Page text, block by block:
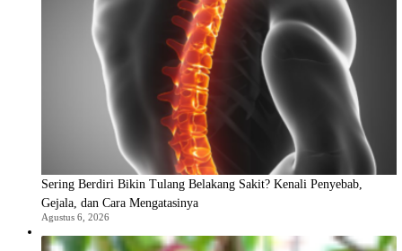
Sering Berdiri Bikin Tulang Belakang Sakit? Kenali Penyebab,
Gejala, dan Cara Mengatasinya
Agustus 6, 2026